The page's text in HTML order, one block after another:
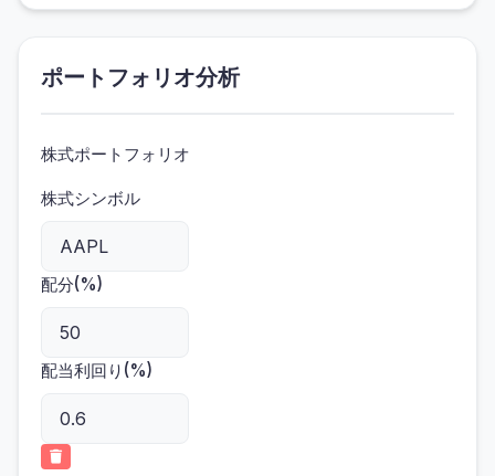
ポートフォリオ分析
株式ポートフォリオ
株式シンボル
配分(%)
配当利回り(%)